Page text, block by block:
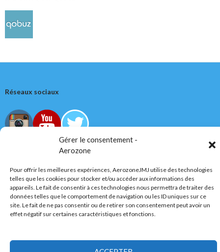
Gérer le consentement -
Aerozone
Pour offrir les meilleures expériences, AerozoneJMJ utilise des technologies
telles que les cookies pour stocker et/ou accéder aux informations des
appareils. Le fait de consentir à ces technologies nous permettra de traiter des
données telles que le comportement de navigation ou les ID uniques sur ce
site. Le fait de ne pas consentir ou de retirer son consentement peut avoir un
effet négatif sur certaines caractéristiques et fonctions.
Réseaux sociaux
Tous droits réservés
AerozoneJMJ.fr© Mars 2006-Août 2026